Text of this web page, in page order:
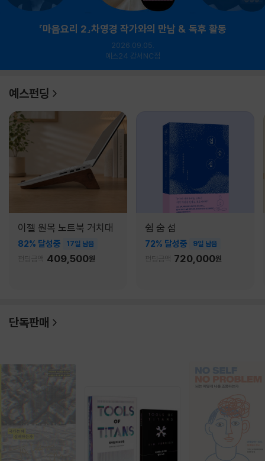
『마음요리 2』차영경 작가와의 만남 & 독후 활동
2026.09.05.
예스24 강서NC점
예스펀딩
이젤 원목 노트북 거치대
82% 달성중 17일 남음
펀딩금액 409,500원
쉼 숨 섬
72% 달성중 9일 남음
펀딩금액 720,000원
단독판매